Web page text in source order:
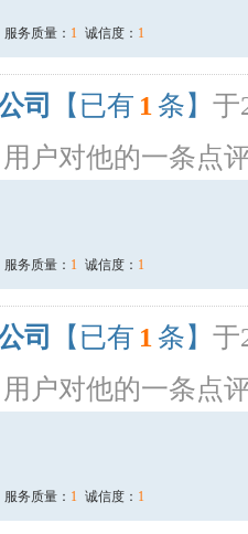
服务质量： 1 诚信度： 1
司 【已有 1 条】 于
用户对他的一条点
服务质量： 1 诚信度： 1
司 【已有 1 条】 于
用户对他的一条点
服务质量： 1 诚信度： 1